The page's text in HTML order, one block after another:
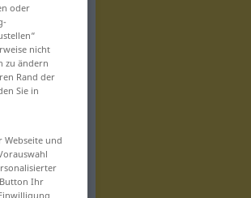
oder
nicht
zu ändern
Rand der
Sie in
und
Ihr